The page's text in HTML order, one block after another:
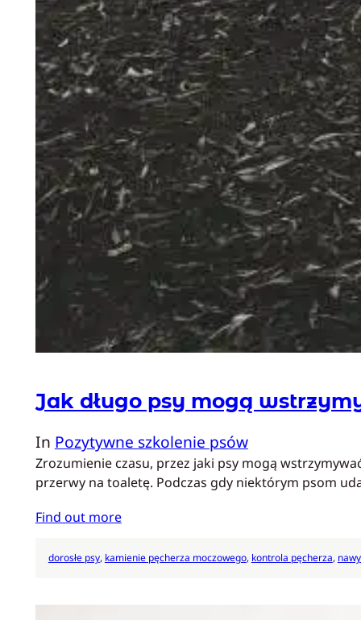
Jak długo psy mogą
In Pozytywne szkolenie psów
Zrozumienie czasu, przez jaki psy mogą
przerwy na toaletę. Podczas gdy niektórym psom
Find out more
dorosłe psy, kamienie pęcherza moczowego, kontrola pęcherza,